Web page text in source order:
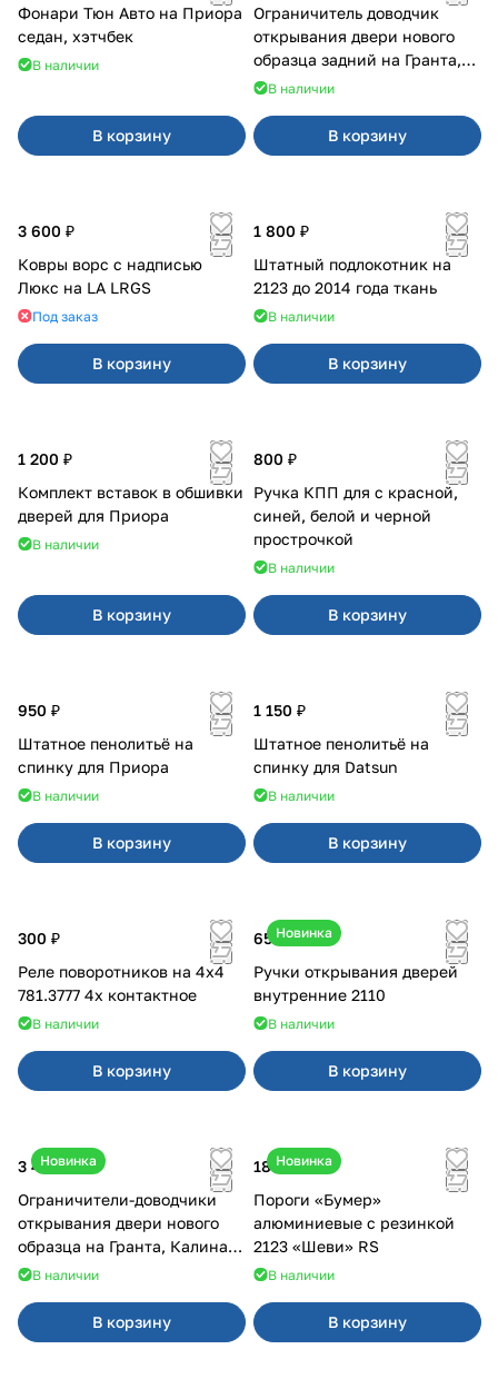
Фонари Тюн Авто на Приора
седан, хэтчбек
В наличии
В корзину
Ограничитель доводчик
открывания двери нового
образца задний на Гранта,
Урбан
В наличии
В корзину
3 600 ₽
Ковры ворс с надписью
Люкс на LA LRGS
Под заказ
В корзину
1 800 ₽
Штатный подлокотник на
2123 до 2014 года ткань
В наличии
В корзину
1 200 ₽
Комплект вставок в обшивки
дверей для Приора
В наличии
В корзину
800 ₽
Ручка КПП для с красной,
синей, белой и черной
прострочкой
В наличии
В корзину
950 ₽
Штатное пенолитьё на
спинку для Приора
В наличии
В корзину
1 150 ₽
Штатное пенолитьё на
спинку для Datsun
В наличии
В корзину
300 ₽
Реле поворотников на 4х4
781.3777 4х контактное
В наличии
В корзину
Новинка
650 ₽
Ручки открывания дверей
внутренние 2110
В наличии
В корзину
Новинка
3 400 ₽
Ограничители-доводчики
открывания двери нового
образца на Гранта, Калина 2,
Урбан
В наличии
В корзину
Новинка
18 000 ₽
Пороги «Бумер»
алюминиевые с резинкой
2123 «Шеви» RS
В наличии
В корзину